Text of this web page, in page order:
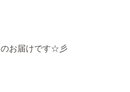
お届けです☆彡